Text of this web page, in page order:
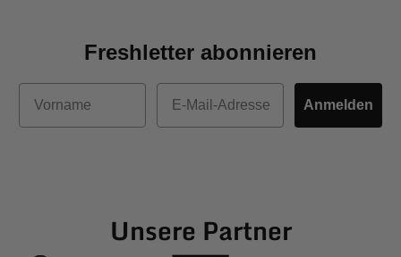
Freshletter abonnieren
Vorname
E-Mail
Anmelden
Unsere Partner